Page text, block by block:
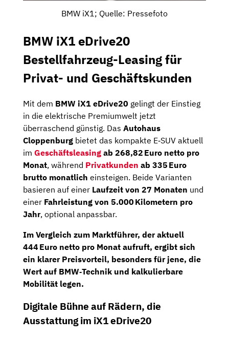
BMW iX1; Quelle: Pressefoto
BMW iX1 eDrive20
Bestellfahrzeug-Leasing für
Privat- und Geschäftskunden
Mit dem BMW iX1 eDrive20 gelingt der Einstieg
in die elektrische Premiumwelt jetzt
überraschend günstig. Das Autohaus
Cloppenburg bietet das kompakte E‑SUV aktuell
im Geschäftsleasing ab 268,82 Euro netto pro
Monat, während Privatkunden ab 335 Euro
brutto monatlich einsteigen. Beide Varianten
basieren auf einer Laufzeit von 27 Monaten und
einer Fahrleistung von 5.000 Kilometern pro
Jahr, optional anpassbar.
Im Vergleich zum Marktführer, der aktuell
444 Euro netto pro Monat aufruft, ergibt sich
ein klarer Preisvorteil, besonders für jene, die
Wert auf BMW‑Technik und kalkulierbare
Mobilität legen.
Digitale Bühne auf Rädern, die
Ausstattung im iX1 eDrive20